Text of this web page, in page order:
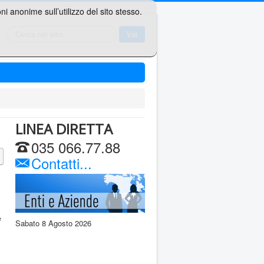
Vai
LINEA DIRETTA
035 066.77.88
Contatti...
Sabato 8 Agosto 2026
anonime sull’utilizzo del sito stesso.